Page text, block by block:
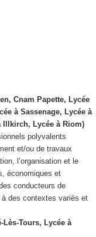
Cnam Papette, Lycée
à Sassenage, Lycée à
Illkirch, Lycée à Riom)
polyvalents
et/ou de travaux
l’organisation et le
économiques et
conducteurs de
des contextes variés et
Lès-Tours, Lycée à